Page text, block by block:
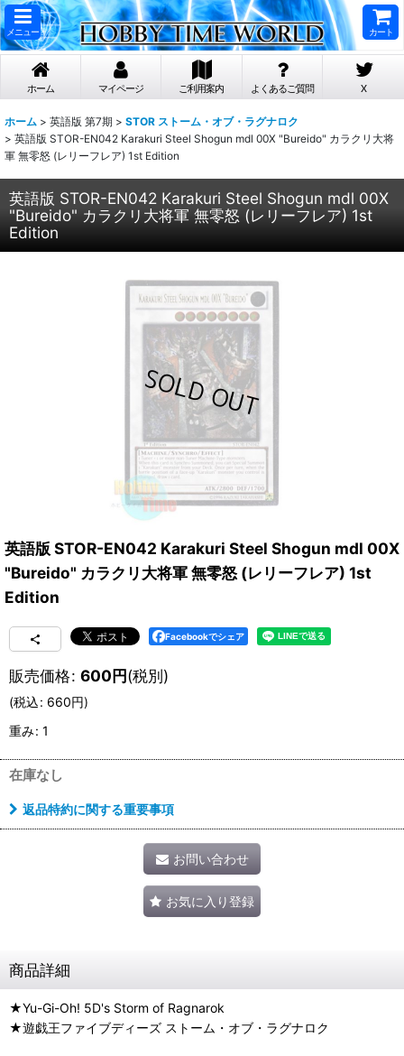
メニュー カート
ホーム マイページ ご利用案内 よくあるご質問 X
ホーム > 英語版 第7期 > STOR ストーム・オブ・ラグナロク
> 英語版 STOR-EN042 Karakuri Steel Shogun mdl 00X "Bureido" カラクリ大将
軍 無零怒 (レリーフレア) 1st Edition
英語版 STOR-EN042 Karakuri Steel Shogun mdl 00X
"Bureido" カラクリ大将軍 無零怒 (レリーフレア) 1st
Edition
英語版 STOR-EN042 Karakuri Steel Shogun mdl 00X
"Bureido" カラクリ大将軍 無零怒 (レリーフレア) 1st
Edition
Facebookでシェア
販売価格: 600円(税別)
(税込: 660円)
重み: 1
在庫なし
返品特約に関する重要事項
お問い合わせ
お気に入り登録
商品詳細
★Yu-Gi-Oh! 5D's Storm of Ragnarok
★遊戯王ファイブディーズ ストーム・オブ・ラグナロク